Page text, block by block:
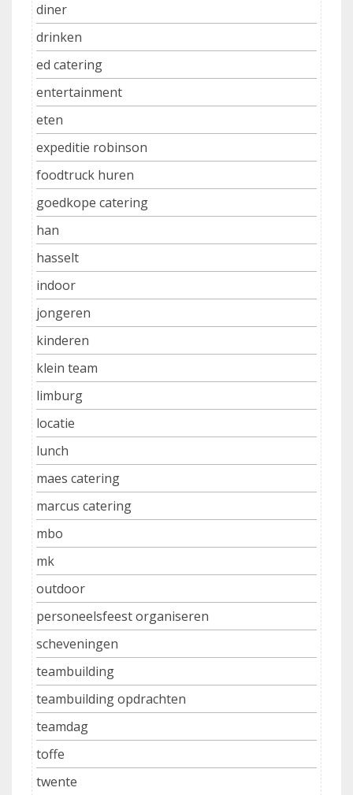
diner
drinken
ed catering
entertainment
eten
expeditie robinson
foodtruck huren
goedkope catering
han
hasselt
indoor
jongeren
kinderen
klein team
limburg
locatie
lunch
maes catering
marcus catering
mbo
mk
outdoor
personeelsfeest organiseren
scheveningen
teambuilding
teambuilding opdrachten
teamdag
toffe
twente